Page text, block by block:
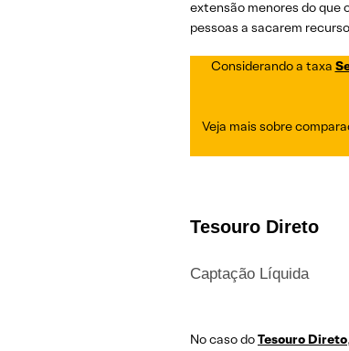
extensão menores do que
pessoas a sacarem
Considerando a taxa
Veja mais sobre
Tesouro Direto
Captação Líquida
No caso doTesouro Direto